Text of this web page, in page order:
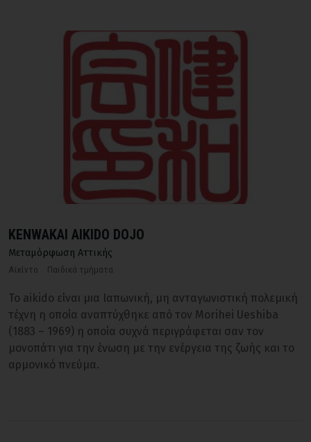
KENWAKAI AIKIDO DOJO
Μεταμόρφωση Αττικής
Αϊκίντο Παιδικά τμήματα
Το aikido είναι μια Ιαπωνική, μη ανταγωνιστική πολεμική
τέχνη η οποία αναπτύχθηκε από τον Morihei Ueshiba
(1883 – 1969) η οποία συχνά περιγράφεται σαν τον
μονοπάτι για την ένωση με την ενέργεια της ζωής και το
αρμονικό πνεύμα.